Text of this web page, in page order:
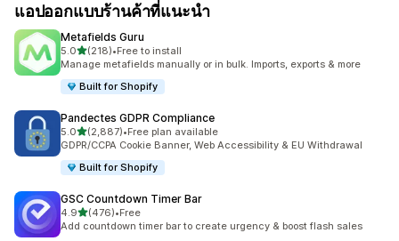
แอปออกแบบร้านค้าที่แนะนำ
Metafields Guru
5.0เต็ม 5 ดาว
(218)
ทั้งหมด 218 รีวิว
•Free to install
Manage metafields manually or in bulk. Imports, exports & more
Built for Shopify
Pandectes GDPR Compliance
5.0เต็ม 5 ดาว
(2,887)
ทั้งหมด 2887 รีวิว
•Free plan available
GDPR/CCPA Cookie Banner, Web Accessibility & EU Withdrawal
Built for Shopify
GSC Countdown Timer Bar
4.9เต็ม 5 ดาว
(476)
ทั้งหมด 476 รีวิว
•Free
Add countdown timer bar to create urgency & boost flash sales